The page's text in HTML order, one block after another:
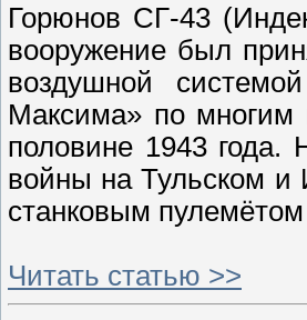
Горюнов СГ-43
вооружение был
воздушной
Максима» по многим
половине 1943 года.
войны на Тульском и
станковым
Читать статью >>